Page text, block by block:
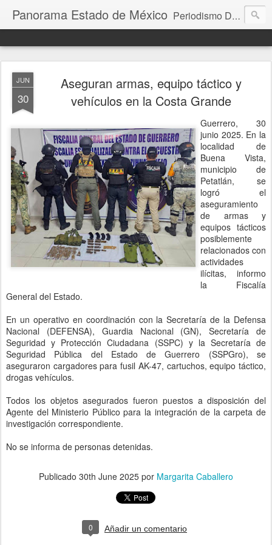
Panorama Estado de México Periodismo Digital
JUN
30
Aseguran armas, equipo táctico y
vehículos en la Costa Grande
Guerrero, 30
junio 2025. En la
localidad de
Buena Vista,
municipio de
Petatlán, se
logró el
aseguramiento
de armas y
equipos tácticos
posiblemente
relacionados con
actividades
ilícitas, informo
la Fiscalía
General del Estado.
En un operativo en coordinación con la Secretaría de la Defensa
Nacional (DEFENSA), Guardia Nacional (GN), Secretaría de
Seguridad y Protección Ciudadana (SSPC) y la Secretaría de
Seguridad Pública del Estado de Guerrero (SSPGro), se
aseguraron cargadores para fusil AK-47, cartuchos, equipo táctico,
drogas vehículos.
Todos los objetos asegurados fueron puestos a disposición del
Agente del Ministerio Público para la integración de la carpeta de
investigación correspondiente.
No se informa de personas detenidas.
Publicado 30th June 2025 por Margarita Caballero
0 Añadir un comentario